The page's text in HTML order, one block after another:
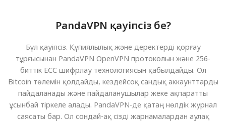
PandaVPN қауіпсіз бе?
Бұл қауіпсіз. Құпиялылық және деректерді қорғау
тұрғысынан PandaVPN OpenVPN протоколын және 256-
биттік ECC шифрлау технологиясын қабылдайды. Ол
Bitcoin төлемін қолдайды, кездейсоқ сандық аккаунттарды
пайдаланады және пайдаланушылар жеке ақпаратты
ұсынбай тіркеле алады. PandaVPN-де қатаң нөлдік журнал
саясаты бар. Ол сондай-ақ сізді жарнамалардан аулақ